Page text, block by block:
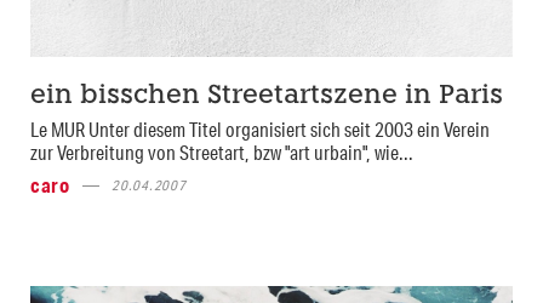
ein bisschen Streetartszene in Paris
Le MUR Unter diesem Titel organisiert sich seit 2003 ein Verein
zur Verbreitung von Streetart, bzw "art urbain", wie...
caro
20.04.2007